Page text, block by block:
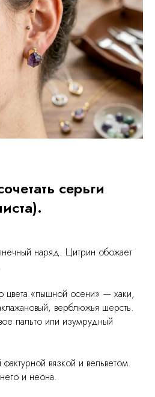
серьги
наряд. Цитрин обожает
«пышной осени» — хаки,
верблюжья шерсть.
пальто или изумрудный
вязкой и вельветом.
и неона.